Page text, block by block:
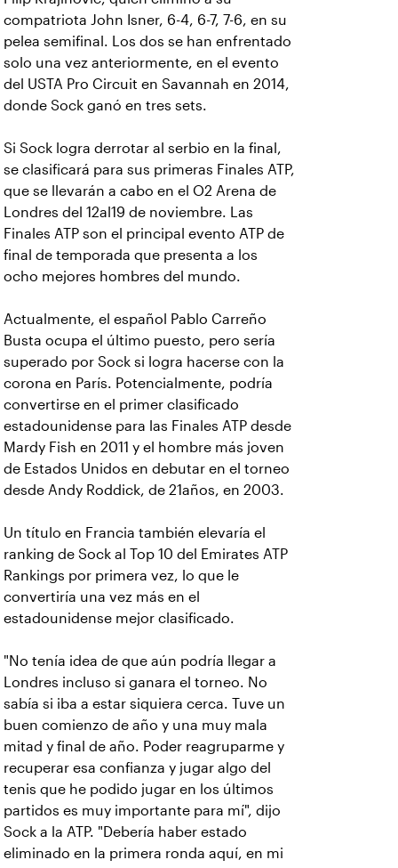
compatriota John Isner, 6-4, 6-7, 7-6, en su
pelea semifinal. Los dos se han enfrentado
solo una vez anteriormente, en el evento
del USTA Pro Circuit en Savannah en 2014,
donde Sock ganó en tres sets.
Si Sock logra derrotar al serbio en la final,
se clasificará para sus primeras Finales ATP,
que se llevarán a cabo en el O2 Arena de
Londres del 12al19 de noviembre. Las
Finales ATP son el principal evento ATP de
final de temporada que presenta a los
ocho mejores hombres del mundo.
Actualmente, el español Pablo Carreño
Busta ocupa el último puesto, pero sería
superado por Sock si logra hacerse con la
corona en París. Potencialmente, podría
convertirse en el primer clasificado
estadounidense para las Finales ATP desde
Mardy Fish en 2011 y el hombre más joven
de Estados Unidos en debutar en el torneo
desde Andy Roddick, de 21años, en 2003.
Un título en Francia también elevaría el
ranking de Sock al Top 10 del Emirates ATP
Rankings por primera vez, lo que le
convertiría una vez más en el
estadounidense mejor clasificado.
"No tenía idea de que aún podría llegar a
Londres incluso si ganara el torneo. No
sabía si iba a estar siquiera cerca. Tuve un
buen comienzo de año y una muy mala
mitad y final de año. Poder reagruparme y
recuperar esa confianza y jugar algo del
tenis que he podido jugar en los últimos
partidos es muy importante para mí", dijo
Sock a la ATP. "Debería haber estado
eliminado en la primera ronda aquí, en mi